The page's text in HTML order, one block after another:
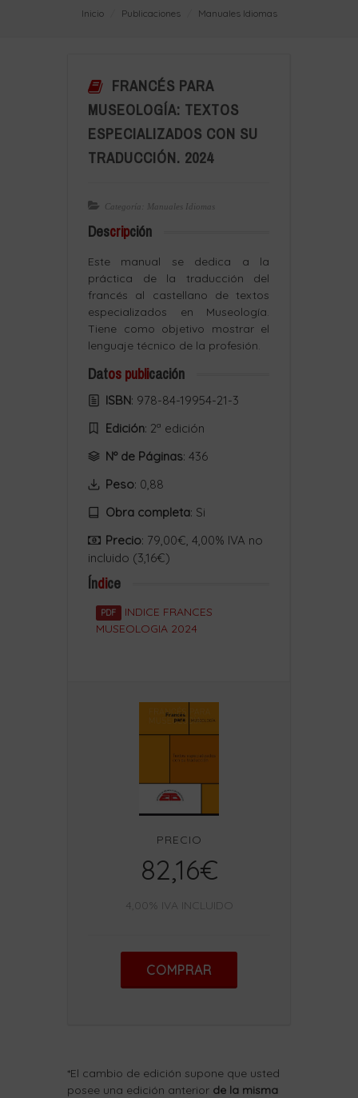
Inicio Publicaciones Manuales Idiomas
FRANCÉS PARA
MUSEOLOGÍA: TEXTOS
ESPECIALIZADOS CON SU
TRADUCCIÓN. 2024
Categoría: Manuales Idiomas
Descripción
Este manual se dedica a la
práctica de la traducción del
francés al castellano de textos
especializados en Museología.
Tiene como objetivo mostrar el
lenguaje técnico de la profesión.
Datos publicación
ISBN: 978-84-19954-21-3
Edición: 2ª edición
Nº de Páginas: 436
Peso: 0,88
Obra completa: Si
Precio: 79,00€, 4,00% IVA no
incluido (3,16€)
Índice
PDF
INDICE FRANCES
MUSEOLOGIA 2024
PRECIO
82,16€
4,00% IVA INCLUIDO
COMPRAR
*El cambio de edición supone que usted
posee una edición anterior de la misma